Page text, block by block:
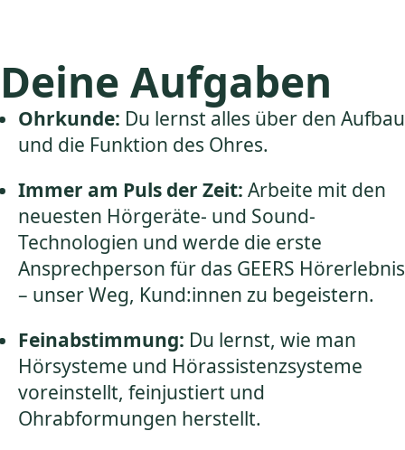
Deine Aufgaben
Ohrkunde: Du lernst alles über den Aufbau
und die Funktion des Ohres.
Immer am Puls der Zeit: Arbeite mit den
neuesten Hörgeräte- und Sound-
Technologien und werde die erste
Ansprechperson für das GEERS Hörerlebnis
– unser Weg, Kund:innen zu begeistern.
Feinabstimmung: Du lernst, wie man
Hörsysteme und Hörassistenzsysteme
voreinstellt, feinjustiert und
Ohrabformungen herstellt.